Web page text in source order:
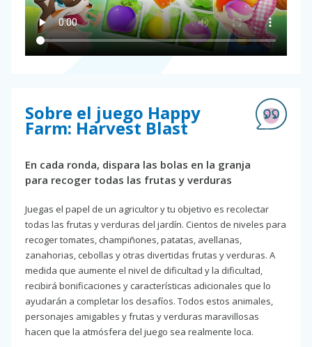
Sobre el juego Happy
Farm: Harvest Blast
En cada ronda, dispara las bolas en la granja
para recoger todas las frutas y verduras
Juegas el papel de un agricultor y tu objetivo es recolectar
todas las frutas y verduras del jardín. Cientos de niveles para
recoger tomates, champiñones, patatas, avellanas,
zanahorias, cebollas y otras divertidas frutas y verduras. A
medida que aumente el nivel de dificultad y la dificultad,
recibirá bonificaciones y características adicionales que lo
ayudarán a completar los desafíos. Todos estos animales,
personajes amigables y frutas y verduras maravillosas
hacen que la atmósfera del juego sea realmente loca.